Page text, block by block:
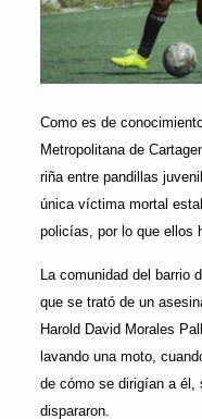
Como es de
Metropolitana de
riña entre pandillas
única víctima mortal
policías, por lo que ellos
La comunidad del barrio
que se trató de un
Harold David Morales
lavando una moto,
de cómo se dirigían a él,
dispararon.